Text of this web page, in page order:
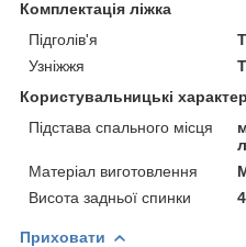
Комплектація ліжка
Підголів'я
Узніжжя
Користувальницькі
Підстава спального місця
Матеріал виготовлення
Висота задньої спинки
Приховати